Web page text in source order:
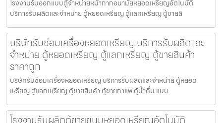
โรงงานรับออกแบบตู้จำหน่ายหน้ากากอนามัยหยอดเหรียญ​​​อัตโนมัติ
บริการรับผลิตและจำหน่าย ตู้หยอดเหรียญ ตู้แลกเหรียญ ตู้ขายสิ
บริษัทรับซ่อมเครื่องหยอดเหรียญ บริการรับผลิตและ
จำหน่าย ตู้หยอดเหรียญ ตู้แลกเหรียญ ตู้ขายสินค้า
ราคาถูก
บริษัทรับซ่อมเครื่องหยอดเหรียญ บริการรับผลิตและจำหน่าย ตู้หยอด
เหรียญ ตู้แลกเหรียญ ตู้ขายสินค้า ตู้ขายกาแฟ ตู้น้ำดื่ม แบบ